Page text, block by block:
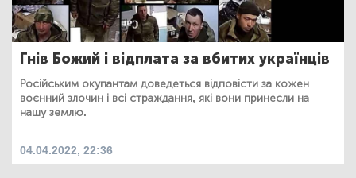
Гнів Божий і відплата за вбитих українців
Російським окупантам доведеться відповісти за кожен
воєнний злочин і всі страждання, які вони принесли на
нашу землю.
04.04.2022, 22:36